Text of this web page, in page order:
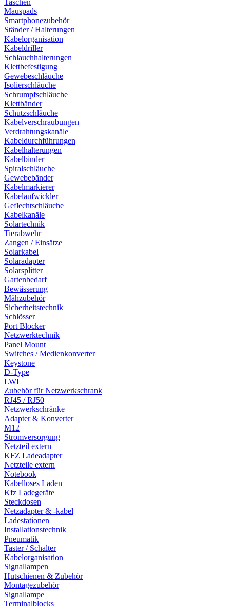
Mauspads
Smartphonezubehör
Ständer / Halterungen
Kabelorganisation
Kabeldriller
Schlauchhalterungen
Klettbefestigung
Gewebeschläuche
Isolierschläuche
Schrumpfschläuche
Klettbänder
Schutzschläuche
Kabelverschraubungen
Verdrahtungskanäle
Kabeldurchführungen
Kabelhalterungen
Kabelbinder
Spiralschläuche
Gewebebänder
Kabelmarkierer
Kabelaufwickler
Geflechtschläuche
Kabelkanäle
Solartechnik
Tierabwehr
Zangen / Einsätze
Solarkabel
Solaradapter
Solarsplitter
Gartenbedarf
Bewässerung
Mähzubehör
Sicherheitstechnik
Schlösser
Port Blocker
Netzwerktechnik
Panel Mount
Switches / Medienkonverter
Keystone
D-Type
LWL
Zubehör für Netzwerkschrank
RJ45 / RJ50
Netzwerkschränke
Adapter & Konverter
M12
Stromversorgung
Netzteil extern
KFZ Ladeadapter
Netzteile extern
Notebook
Kabelloses Laden
Kfz Ladegeräte
Steckdosen
Netzadapter & -kabel
Ladestationen
Installationstechnik
Pneumatik
Taster / Schalter
Kabelorganisation
Signallampen
Hutschienen & Zubehör
Montagezubehör
Signallampe
Terminalblocks